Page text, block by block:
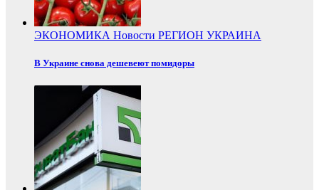
ЭКОНОМИКА Новости РЕГИОН УКРАИНА
В Украине снова дешевеют помидоры